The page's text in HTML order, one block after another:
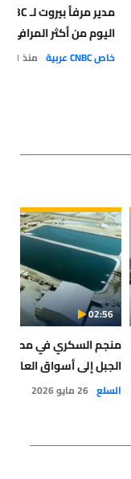
اليوم من أكثر المرافئ
خاص CNBC عربية منذ 1 يوم
02:56
منجم السكري في مصر..
الجبل إلى أسواق العالم
السلع 26 مايو 2026